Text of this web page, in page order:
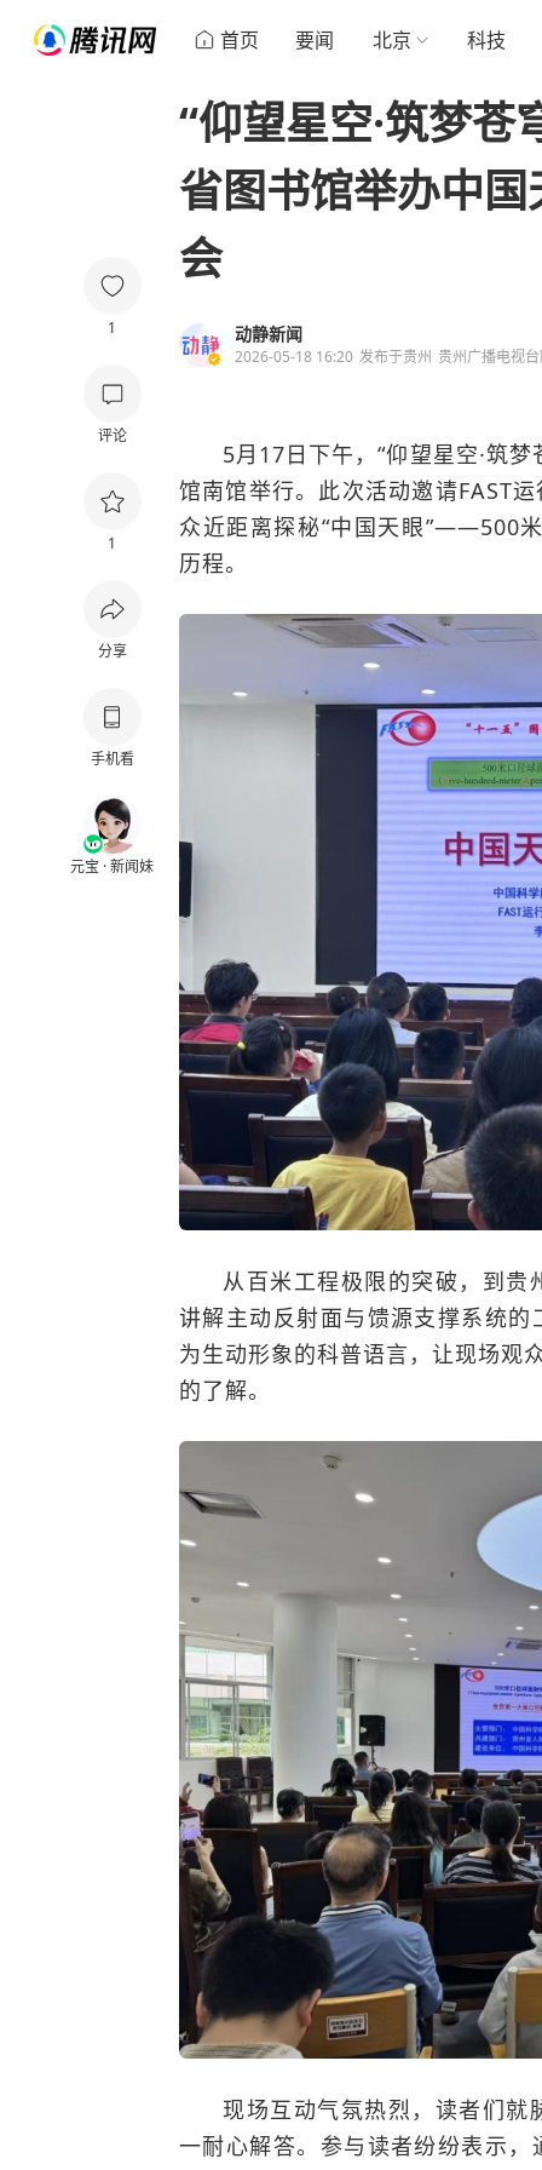
首页 要闻 北京 科技
1
评论
1
分享
手机看
元宝 · 新闻妹
“仰望星空·筑梦
省图书馆举办中
会
动静新闻
2026-05-18 16:20 发布于贵州 贵州广播电视
5月17日下午，“仰望星空·筑
馆南馆举行。此次活动邀请FAST
众近距离探秘“中国天眼”——500
历程。
从百米工程极限的突破，到
讲解主动反射面与馈源支撑系统
为生动形象的科普语言，让现场观
的了解。
现场互动气氛热烈，读者们就
一耐心解答。参与读者纷纷表示